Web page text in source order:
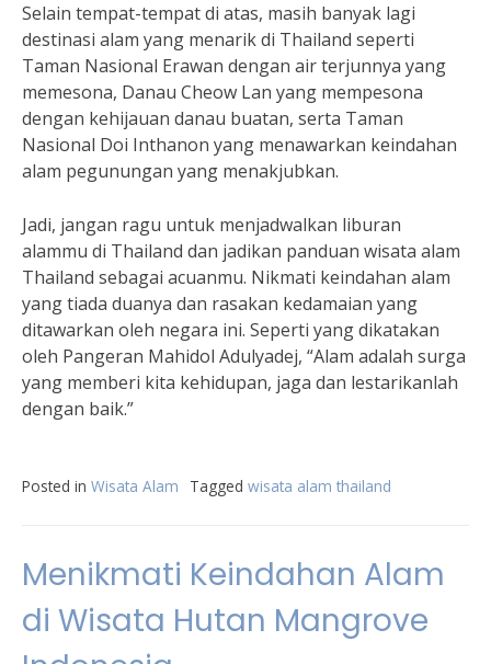
Selain tempat-tempat di atas, masih banyak lagi
destinasi alam yang menarik di Thailand seperti
Taman Nasional Erawan dengan air terjunnya yang
memesona, Danau Cheow Lan yang mempesona
dengan kehijauan danau buatan, serta Taman
Nasional Doi Inthanon yang menawarkan keindahan
alam pegunungan yang menakjubkan.
Jadi, jangan ragu untuk menjadwalkan liburan
alammu di Thailand dan jadikan panduan wisata alam
Thailand sebagai acuanmu. Nikmati keindahan alam
yang tiada duanya dan rasakan kedamaian yang
ditawarkan oleh negara ini. Seperti yang dikatakan
oleh Pangeran Mahidol Adulyadej, “Alam adalah surga
yang memberi kita kehidupan, jaga dan lestarikanlah
dengan baik.”
Posted in Wisata Alam Tagged wisata alam thailand
Menikmati Keindahan Alam
di Wisata Hutan Mangrove